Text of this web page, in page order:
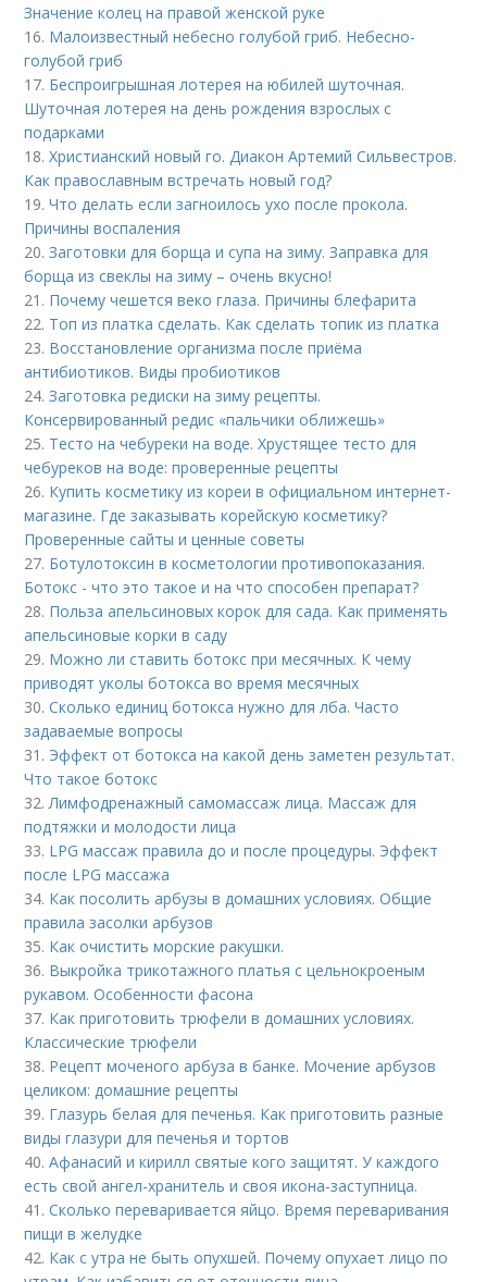
Значение колец на правой женской руке
16. Малоизвестный небесно голубой гриб. Небесно-
голубой гриб
17. Беспроигрышная лотерея на юбилей шуточная.
Шуточная лотерея на день рождения взрослых с
подарками
18.Христианский новый го. Диакон Артемий Сильвестров.
Как православным встречать новый год?
19.Что делать если загноилось ухо после прокола.
Причины воспаления
20.Заготовки для борща и супа на зиму. Заправка для
борща из свеклы на зиму – очень вкусно!
21. Почему чешется веко глаза. Причины блефарита
22. Топ из платка сделать. Как сделать топик из платка
23. Восстановление организма после приёма
антибиотиков. Виды пробиотиков
24.Заготовка редиски на зиму рецепты.
Консервированный редис «пальчики оближешь»
25. Тесто на чебуреки на воде. Хрустящее тесто для
чебуреков на воде: проверенные рецепты
26. Купить косметику из кореи в официальном интернет-
магазине. Где заказывать корейскую косметику?
Проверенные сайты и ценные советы
27. Ботулотоксин в косметологии противопоказания.
Ботокс - что это такое и на что способен препарат?
28. Польза апельсиновых корок для сада. Как применять
апельсиновые корки в саду
29. Можно ли ставить ботокс при месячных. К чему
приводят уколы ботокса во время месячных
30.Сколько единиц ботокса нужно для лба. Часто
задаваемые вопросы
31. Эффект от ботокса на какой день заметен результат.
Что такое ботокс
32.Лимфодренажный самомассаж лица. Массаж для
подтяжки и молодости лица
33. LPG массаж правила до и после процедуры. Эффект
после LPG массажа
34. Как посолить арбузы в домашних условиях. Общие
правила засолки арбузов
35. Как очистить морские ракушки.
36. Выкройка трикотажного платья с цельнокроеным
рукавом. Особенности фасона
37. Как приготовить трюфели в домашних условиях.
Классические трюфели
38. Рецепт моченого арбуза в банке. Мочение арбузов
целиком: домашние рецепты
39. Глазурь белая для печенья. Как приготовить разные
виды глазури для печенья и тортов
40.Афанасий и кирилл святые кого защитят. У каждого
есть свой ангел-хранитель и своя икона-заступница.
41.Сколько переваривается яйцо. Время переваривания
пищи в желудке
42. Как с утра не быть опухшей. Почему опухает лицо по